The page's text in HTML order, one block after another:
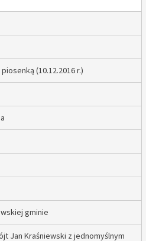
(10.12.2016 r.)
gminie
Jan Kraśniewski z jednomyślnym